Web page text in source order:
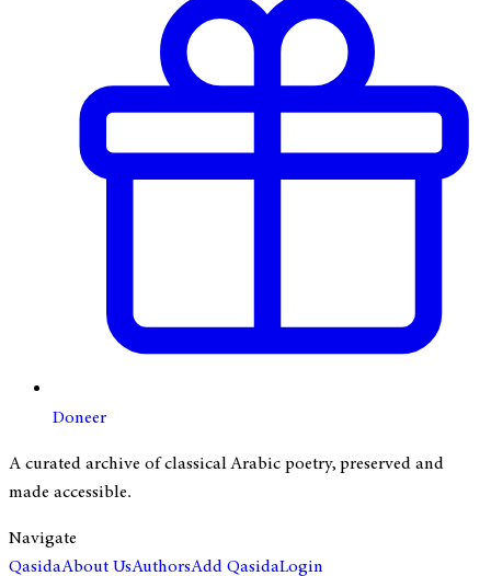
Doneer
A curated archive of classical Arabic poetry, preserved and
made accessible.
Navigate
QasidaAbout UsAuthorsAdd QasidaLogin